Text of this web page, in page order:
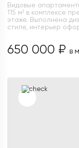
Видовые
115 м² в комплексе
этаже. Выполнена
стиле, интерьер
650 000 ₽ в